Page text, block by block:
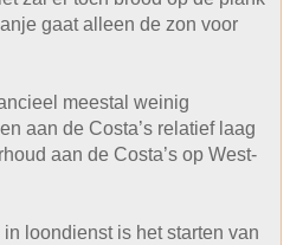
gaat alleen de zon voor
meestal weinig
aan de Costa’s relatief laag
aan de Costa’s op West-
loondienst is het starten van